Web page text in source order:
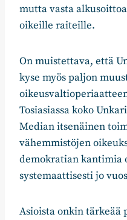
mutta vasta
oikeille raiteille.
On muistettava, että
kyse myös paljon
Tosiasiassa koko
Median itsenäinen
vähemmistöjen
demokratian kantimia
systemaattisesti jo
Asioista onkin